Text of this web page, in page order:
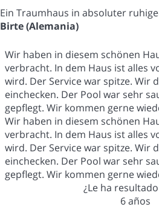
Ein Traumhaus in absoluter
Birte (Alemania)
Wir haben in diesem schönen
verbracht. In dem Haus ist alles
wird. Der Service war spitze. Wir
einchecken. Der Pool war sehr
gepflegt. Wir kommen gerne
Wir haben in diesem schönen
verbracht. In dem Haus ist alles
wird. Der Service war spitze. Wir
einchecken. Der Pool war sehr
gepflegt. Wir kommen gerne
¿Le ha
6 años